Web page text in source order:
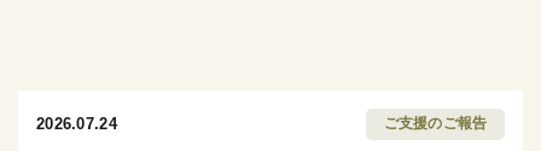
2026.07.24 ご支援のご報告